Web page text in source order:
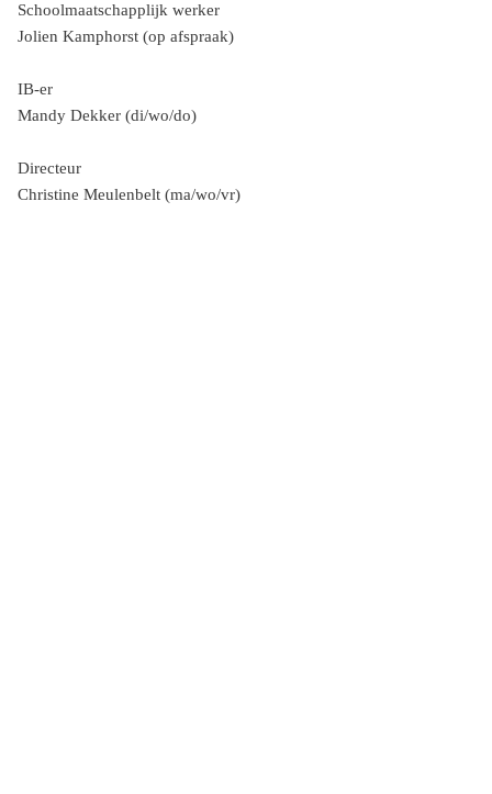
Schoolmaatschapplijk werker
Jolien Kamphorst (op afspraak)
IB-er
Mandy Dekker (di/wo/do)
Directeur
Christine Meulenbelt (ma/wo/vr)